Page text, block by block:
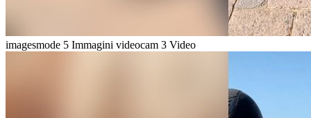
imagesmode 5 Immagini videocam 3 Video